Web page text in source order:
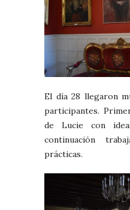
El día 28 llegaron
participantes.
de Lucie con
continuación
prácticas.